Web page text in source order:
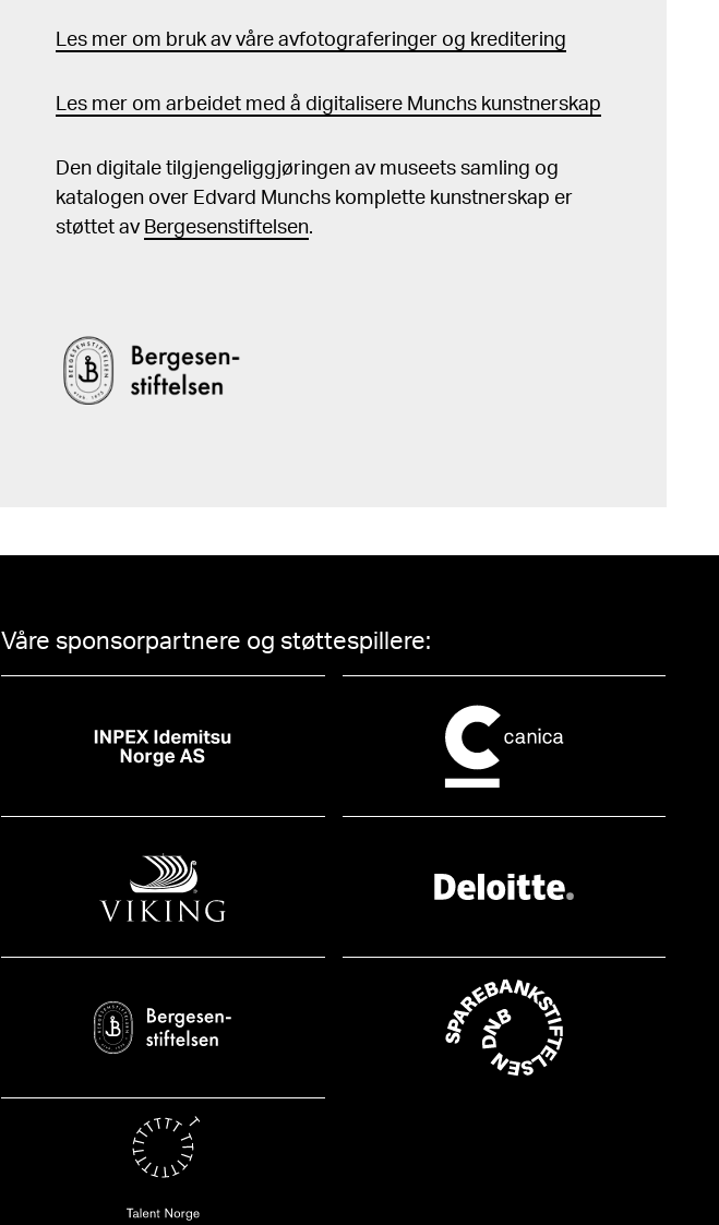
Les mer om bruk av våre avfotograferinger og kreditering
Les mer om arbeidet med å digitalisere Munchs kunstnerskap
Den digitale tilgjengeliggjøringen av museets samling og
katalogen over Edvard Munchs komplette kunstnerskap er
støttet av Bergesenstiftelsen.
Våre sponsorpartnere og støttespillere: